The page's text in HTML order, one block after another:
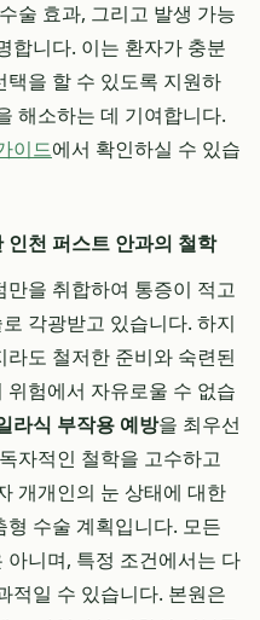
술 효과, 그리고 발생 가능
합니다. 이는 환자가 충분
을 할 수 있도록 지원하
해소하는 데 기여합니다.
이드에서 확인하실 수 있습
천 퍼스트 안과의 철학
을 취합하여 통증이 적고
각광받고 있습니다. 하지
도 철저한 준비와 숙련된
험에서 자유로울 수 없습
라식 부작용 예방을 최우선
자적인 철학을 고수하고
개개인의 눈 상태에 대한
수술 계획입니다. 모든
니며, 특정 조건에서는 다
적일 수 있습니다. 본원은